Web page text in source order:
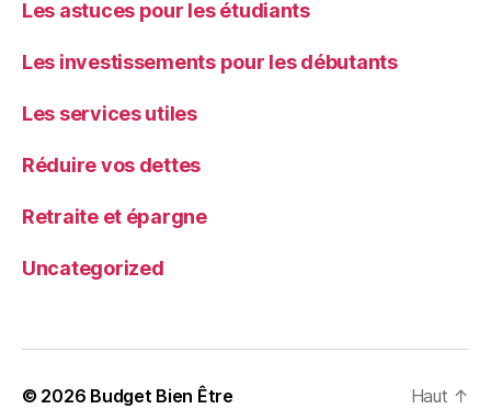
Les astuces pour les étudiants
Les investissements pour les débutants
Les services utiles
Réduire vos dettes
Retraite et épargne
Uncategorized
© 2026 Budget Bien Être Haut ↑